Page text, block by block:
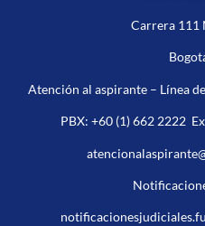
Carrera 111
Atención al aspirante – Línea
PBX: +60 (1) 662 2222